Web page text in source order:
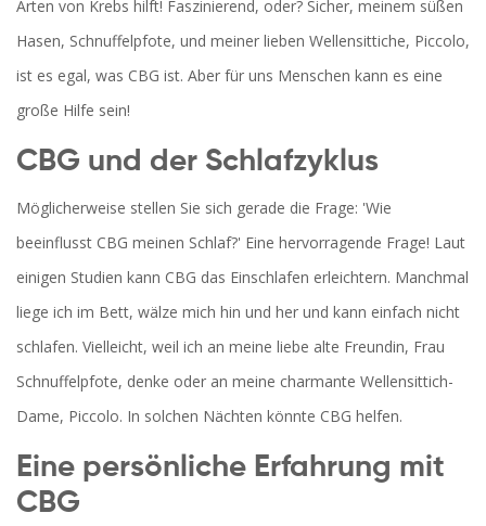
Arten von Krebs hilft! Faszinierend, oder? Sicher, meinem süßen
Hasen, Schnuffelpfote, und meiner lieben Wellensittiche, Piccolo,
ist es egal, was CBG ist. Aber für uns Menschen kann es eine
große Hilfe sein!
CBG und der Schlafzyklus
Möglicherweise stellen Sie sich gerade die Frage: 'Wie
beeinflusst CBG meinen Schlaf?' Eine hervorragende Frage! Laut
einigen Studien kann CBG das Einschlafen erleichtern. Manchmal
liege ich im Bett, wälze mich hin und her und kann einfach nicht
schlafen. Vielleicht, weil ich an meine liebe alte Freundin, Frau
Schnuffelpfote, denke oder an meine charmante Wellensittich-
Dame, Piccolo. In solchen Nächten könnte CBG helfen.
Eine persönliche Erfahrung mit
CBG